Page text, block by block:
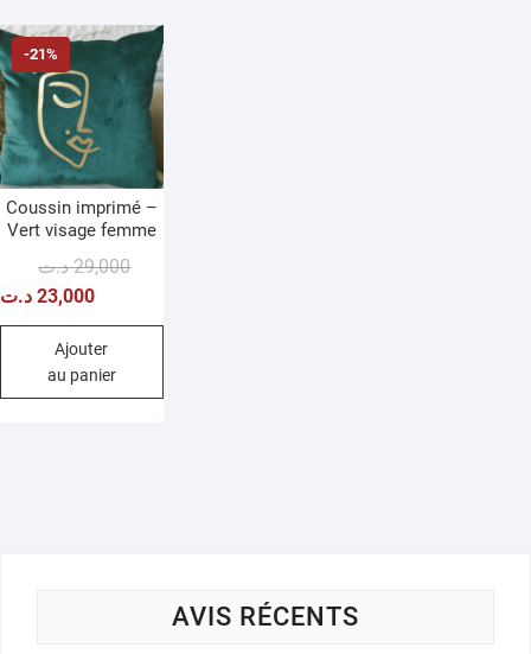
-21%
Coussin imprimé –
Vert visage femme
29,000 د.ت
Le
initial
23,000 د.ت
Le
actuel
Ajouter
au panier
AVIS RÉCENTS